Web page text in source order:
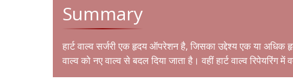
Summary
हार्ट वाल्व सर्जरीएक हृदय ऑपरेशन है, जिसका उद्देश्य एक या अधिक
वाल्व को नए वाल्व से बदल दिया जाता है। वहीं हार्ट वाल्व रिपेयरिंग में